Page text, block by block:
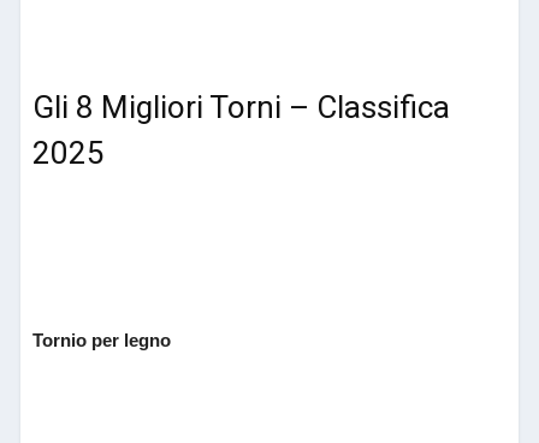
Gli 8 Migliori Torni – Classifica
2025
Tornio per legno